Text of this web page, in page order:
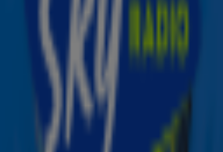
verloving samen, zo zeggen bronnen van Us Weekly.
programma Saturday Night Live, een programma waar
Ariana Grande vaak te gast is.
Check de foto van Ariana's Instagram hieronder: die
twee zijn voor elkaar gemaakt!
Ontvang onze nieuwsbrief
Meld je aan voor de nieuwsbrief van Sky Radio en blijf op
de hoogte van alle leuke winacties en het laatste nieuws
over je favoriete Sky-artiesten.